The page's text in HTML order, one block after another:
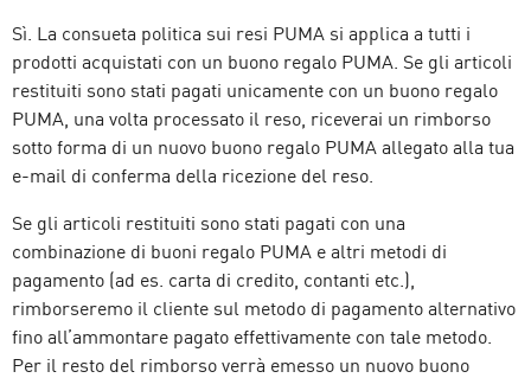
Sì. La consueta politica sui resi PUMA si applica a tutti i
prodotti acquistati con un buono regalo PUMA. Se gli articoli
restituiti sono stati pagati unicamente con un buono regalo
PUMA, una volta processato il reso, riceverai un rimborso
sotto forma di un nuovo buono regalo PUMA allegato alla tua
e-mail di conferma della ricezione del reso.
Se gli articoli restituiti sono stati pagati con una
combinazione di buoni regalo PUMA e altri metodi di
pagamento (ad es. carta di credito, contanti etc.),
rimborseremo il cliente sul metodo di pagamento alternativo
fino all’ammontare pagato effettivamente con tale metodo.
Per il resto del rimborso verrà emesso un nuovo buono